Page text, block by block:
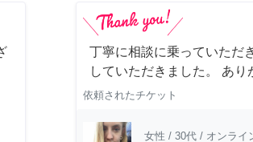
丁寧に相談に乗っていただ
していただきました。 あり
依頼されたチケット
女性 / 30代 / オンライ